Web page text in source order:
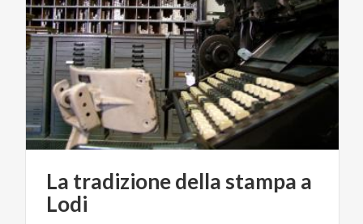
La tradizionedella stampa a
Lodi